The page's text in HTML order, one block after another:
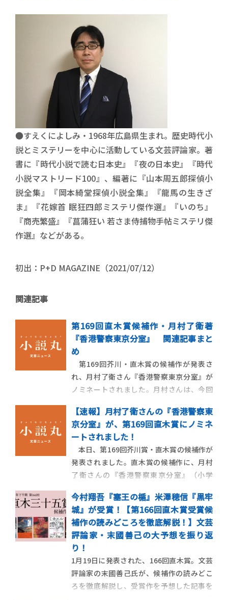
●すえくによしみ・1968年広島県生まれ。歴史時代小
説とミステリーを中心に活動している文芸評論家。著
書に『時代小説で読む日本史』『夜の日本史』『時代
小説マストリード100』、編著に『山本周五郎探偵小
説全集』『岡本綺堂探偵小説全集』『龍馬の生きざ
ま』『花嫁首 眠狂四郎ミステリ傑作選』『いのち』
『商売繁盛』『菖蒲狂い 若さま侍捕物手帖ミステリ傑
作選』などがある。
初出：P+D MAGAZINE（2021/07/12）
関連記事
第169回直木賞候補作・月村了衛著
『香港警察東京分室』 関連記事まと
め
第169回芥川・直木賞の候補作が発表さ
れ、月村了衛さん『香港警察東京分室』が
ノミネートされました。月村さんは、今回
警察東京分室』は、日本警察と香港警察が
協力し、日本に潜伏するテロリストを追う
国際警察小説です。小説丸では、月村さん
が本書について綴るエッセイや、書評家・
杉江松恋さんに
【速報】月村了衛さんの『香港警察東
京分室』が、第169回直木賞にノミネ
ートされました！
本日、第169回芥川賞・直木賞の候補作が
発表されました。直木賞の候補作に、月村
了衛さんの『香港警察東京分室』（小学
に行われます。『香港警察東京分室』は、香
港国家安全維持法成立以来増加傾向にある
国際犯罪に対応すべく、日本と中国の警察
で構成された「特殊共助係」がテロリスト
を追う、圧巻
今村翔吾『塞王の楯』米澤穂信『黒牢
城』が受賞！【第166回直木賞受賞候
補作の読みどころを徹底解説！】文芸
評論家・末國善己の大予想を振り返
り！
1月19日に発表された、166回直木賞。文芸
評論家の末國善己氏が、候補作の読みどこ
ろを徹底解説し、受賞作を予想した記事を